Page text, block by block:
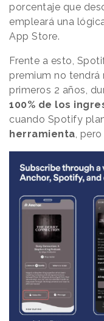
porcentaje que
empleará una
App Store.
Frente a esto,
premium no tendrá
primeros 2 años,
100% de los
cuando Spotify
herramienta ,